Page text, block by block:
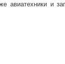
авиатехники и